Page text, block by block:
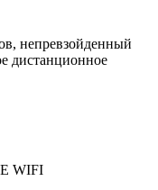
непревзойденный
дистанционное
WIFI